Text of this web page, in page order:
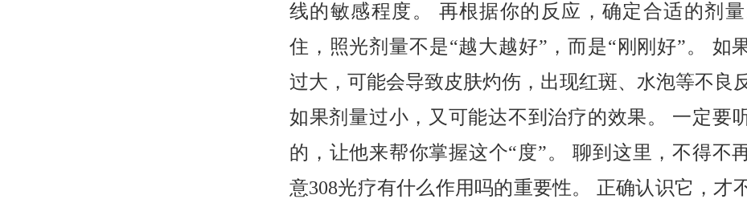
线的敏感程度。 再根据你的反应，确定合适的剂
住，照光剂量不是“越大越好”，而是“刚刚好”。 如
过大，可能会导致皮肤灼伤，出现红斑、水泡等不良
如果剂量过小，又可能达不到治疗的效果。 一定要
的，让他来帮你掌握这个“度”。 聊到这里，不得不
意308光疗有什么作用吗的重要性。 正确认识它，才